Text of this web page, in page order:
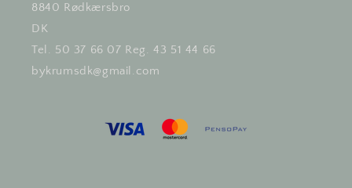
8840 Rødkærsbro
DK
Tel. 50 37 66 07 Reg. 43 51 44 66
bykrumsdk@gmail.com